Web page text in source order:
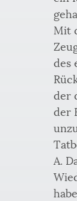
Mit
des
der
der
A.